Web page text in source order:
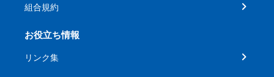
組合規約
お役立ち情報
リンク集